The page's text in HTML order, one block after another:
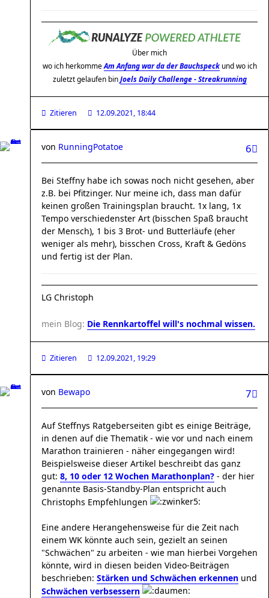
Über mich
wo ich herkomme Am Anfang war da der Bauchspeckund wo ich
zuletzt gelaufen binJoels Daily Challenge - Streakrunning
Zitieren 12.09.2021, 18:44
6
von RunningPotatoe
Bei Steffny habe ich sowas noch nicht gesehen, aber
z.B. bei Pfitzinger. Nur meine ich, dass man dafür
keinen großen Trainingsplan braucht. 1x lang, 1x
Tempo verschiedenster Art (bisschen Spaß braucht
der Mensch), 1 bis 3 Brot- und Butterläufe (eher
weniger als mehr), bisschen Cross, Kraft & Gedöns
und fertig ist der Plan.
LG Christoph
mein Blog: Die Rennkartoffel will's nochmal wissen.
Zitieren 12.09.2021, 19:29
7
von Bewapo
Auf Steffnys Ratgeberseiten gibt es einige Beiträge,
in denen auf die Thematik - wie vor und nach einem
Marathon trainieren - näher eingegangen wird!
Beispielsweise dieser Artikel beschreibt das ganz
gut: 8, 10 oder 12 Wochen Marathonplan? - der hier
genannte Basis-Standby-Plan entspricht auch
Christophs Empfehlungen
Eine andere Herangehensweise für die Zeit nach
einem WK könnte auch sein, gezielt an seinen
"Schwächen" zu arbeiten - wie man hierbei Vorgehen
könnte, wird in diesen beiden Video-Beiträgen
beschrieben: Stärken und Schwächen erkennen und
Schwächen verbsessern